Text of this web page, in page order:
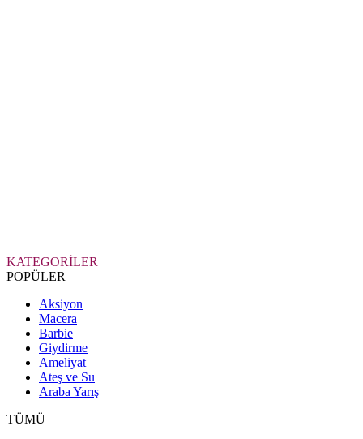
KATEGORİLER
POPÜLER
Aksiyon
Macera
Barbie
Giydirme
Ameliyat
Ateş ve Su
Araba Yarış
TÜMÜ